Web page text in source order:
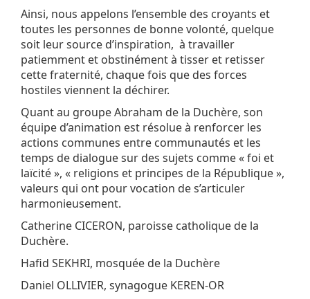
Ainsi, nous appelons l’ensemble des croyants et
toutes les personnes de bonne volonté, quelque
soit leur source d’inspiration, à travailler
patiemment et obstinément à tisser et retisser
cette fraternité, chaque fois que des forces
hostiles viennent la déchirer.
Quant au groupe Abraham de la Duchère, son
équipe d’animation est résolue à renforcer les
actions communes entre communautés et les
temps de dialogue sur des sujets comme « foi et
laïcité », « religions et principes de la République »,
valeurs qui ont pour vocation de s’articuler
harmonieusement.
Catherine CICERON, paroisse catholique de la
Duchère.
Hafid SEKHRI, mosquée de la Duchère
Daniel OLLIVIER, synagogue KEREN-OR